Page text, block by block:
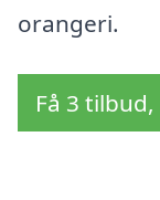
orangeri.
Få 3